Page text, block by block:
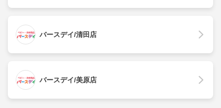
バースデイ/清田店
バースデイ/美原店